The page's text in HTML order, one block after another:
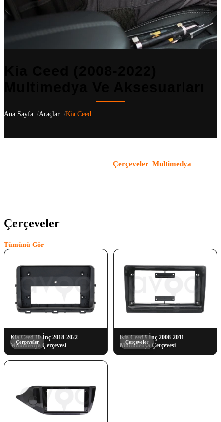
Ana Sayfa Araçlar Kia Ceed
Çerçeveler Multimedya
Çerçeveler
Tümünü Gör
Kia Ceed 10 İnç 2018-2022
Multimedya Çerçevesi
Çerçeveler
Kia Ceed 9 İnç 2008-2011
Multimedya Çerçevesi
Çerçeveler